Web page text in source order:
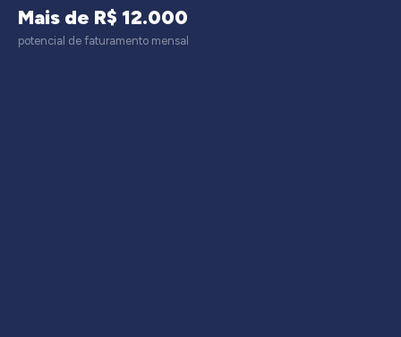
Mais de R$ 12.000
potencial de faturamento mensal